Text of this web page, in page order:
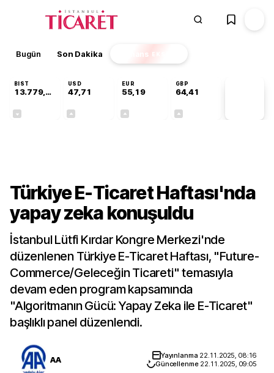
Bugün Son Dakika Finans EKSTRA
BIST
13.779,39
USD
47,71
EUR
55,19
GBP
64,41
Türkiye E-Ticaret Haftası'nda
yapay zeka konuşuldu
İstanbul Lütfi Kırdar Kongre Merkezi'nde
düzenlenen Türkiye E-Ticaret Haftası, "Future-
Commerce/Geleceğin Ticareti" temasıyla
devam eden program kapsamında
"Algoritmanın Gücü: Yapay Zeka ile E-Ticaret"
başlıklı panel düzenlendi.
AA Yayınlanma 22.11.2025, 08:16
Güncellenme 22.11.2025, 09:05